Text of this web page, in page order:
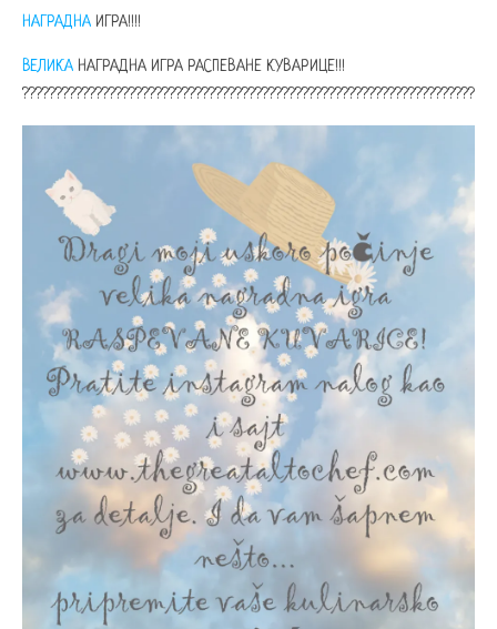
НАГРАДНА ИГРА!!!!
ВЕЛИКА НАГРАДНА ИГРА РАСПЕВАНЕ КУВАРИЦЕ!!!